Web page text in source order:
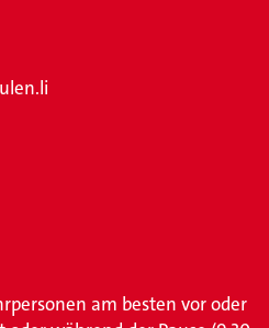
am besten vor oder